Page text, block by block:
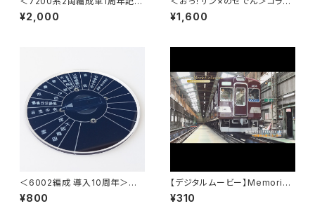
＞車内掲出プレート2枚セット
¥2,000
タオル
¥1,600
＜6002編成 導入10周年＞方
向幕指令器（ダイヤル型）アクリ
ルコースター【行先】
¥800
【デジタルムービー】Memories
Forever 3100 ～記憶を永遠
に3100系～
¥310